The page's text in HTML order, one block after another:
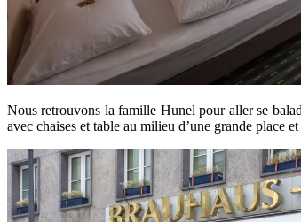
Nous retrouvons la famille Hunel pour aller se
avec chaises et table au milieu d’une grande place